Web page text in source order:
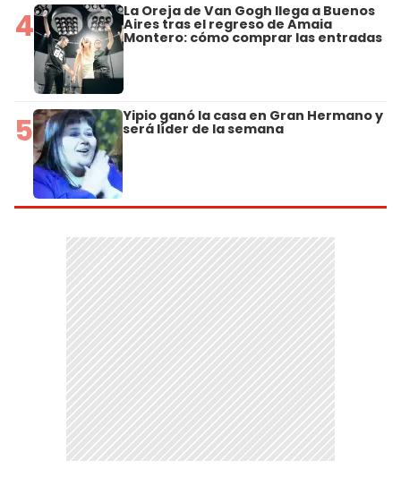
4 La Oreja de Van Gogh llega a Buenos
Aires tras el regreso de Amaia
Montero: cómo comprar las entradas
5 Yipio ganó la casa en Gran Hermano y
será líder de la semana